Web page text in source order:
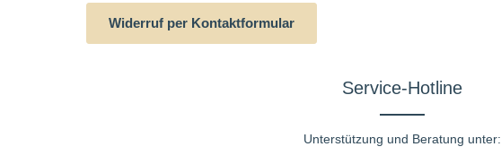
Widerruf per Kontaktformular
Service-Hotline
Unterstützung und Beratung unter: